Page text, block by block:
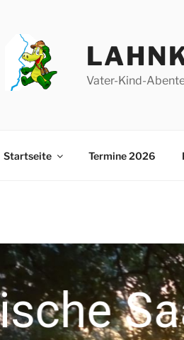
Vater-Kind-
Startseite Termine 2026
FLÜSSE – DORT FÜHLEN WIR
ZU HAUSE